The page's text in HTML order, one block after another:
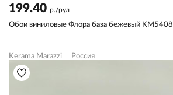
199.40 р./рул
Обои виниловые Флора база бежевый KM5408
Kerama Marazzi Россия